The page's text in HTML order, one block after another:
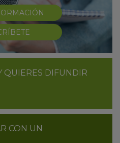
QUIERES DIFUNDIR
CON UN